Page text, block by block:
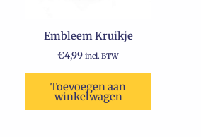
Embleem Kruikje
€4,99 incl. BTW
Toevoegen aan
winkelwagen